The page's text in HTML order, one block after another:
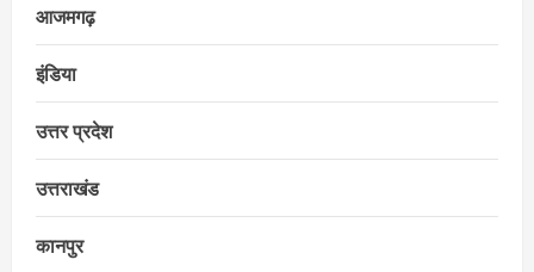
आजमगढ़
इंडिया
उत्तर प्रदेश
उत्तराखंड
कानपुर